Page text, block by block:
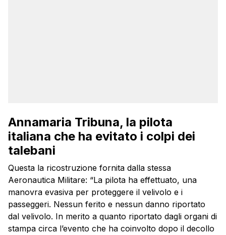
Annamaria Tribuna, la pilota
italiana che ha evitato i colpi dei
talebani
Questa la ricostruzione fornita dalla stessa
Aeronautica Militare: “La pilota ha effettuato, una
manovra evasiva per proteggere il velivolo e i
passeggeri. Nessun ferito e nessun danno riportato
dal velivolo. In merito a quanto riportato dagli organi di
stampa circa l’evento che ha coinvolto dopo il decollo